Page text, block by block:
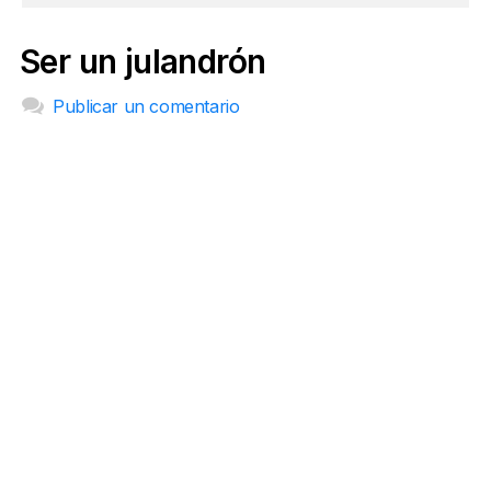
Ser un julandrón
Publicar un comentario